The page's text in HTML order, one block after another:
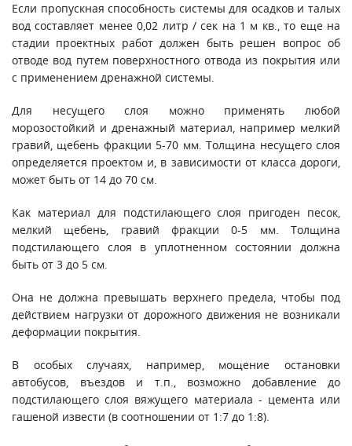
Если пропускная способность системы для осадков и талых
вод составляет менее 0,02 литр / сек на 1 м кв., то еще на
стадии проектных работ должен быть решен вопрос об
отводе вод путем поверхностного отвода из покрытия или
с применением дренажной системы.
Для несущего слоя можно применять любой
морозостойкий и дренажный материал, например мелкий
гравий, щебень фракции 5-70 мм. Толщина несущего слоя
определяется проектом и, в зависимости от класса дороги,
может быть от 14 до 70 см.
Как материал для подстилающего слоя пригоден песок,
мелкий щебень, гравий фракции 0-5 мм. Толщина
подстилающего слоя в уплотненном состоянии должна
быть от 3 до 5 см.
Она не должна превышать верхнего предела, чтобы под
действием нагрузки от дорожного движения не возникали
деформации покрытия.
В особых случаях, например, мощение остановки
автобусов, въездов и т.п., возможно добавление до
подстилающего слоя вяжущего материала - цемента или
гашеной извести (в соотношении от 1:7 до 1:8).